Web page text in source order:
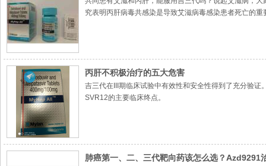
究表明丙肝病毒共感染是导致艾滋病毒感染患者死亡的
丙肝不积极治疗的五大危害
吉三代在III期临床试验中有效性和安全性得到了充分验
SVR12的主要临床终点。
肺癌第一、二、三代靶向药该怎么选？